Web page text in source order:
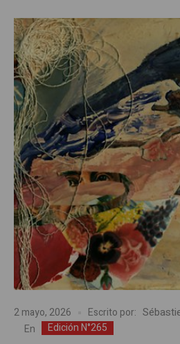
2 mayo, 2026 Escrito por:
En Edición N°265